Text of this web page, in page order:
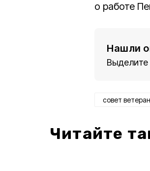
о работе
Нашли
совет
Читайте